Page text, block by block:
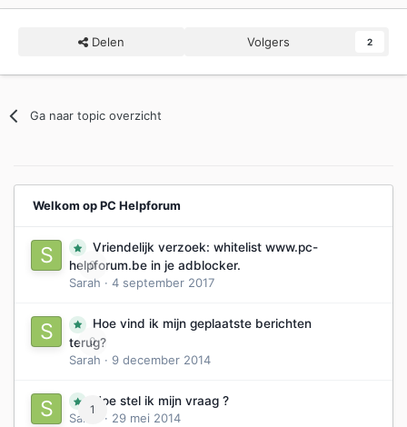
Delen Volgers 2
Ga naar topic overzicht
Welkom op PC Helpforum
0
Vriendelijk verzoek: whitelist www.pc-
helpforum.be in je adblocker.
Sarah · 4 september 2017
0
Hoe vind ik mijn geplaatste berichten
terug?
Sarah · 9 december 2014
1
Hoe stel ik mijn vraag ?
Sarah
· 29 mei 2014